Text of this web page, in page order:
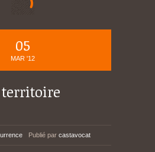
05
MAR '12
Publié par castavocat